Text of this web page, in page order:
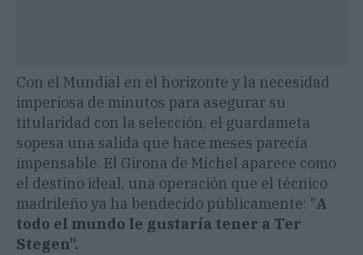
Con el Mundial en el horizonte y la necesidad
imperiosa de minutos para asegurar su
titularidad con la selección, el guardameta
sopesa una salida que hace meses parecía
impensable. El Girona de Míchel aparece como
el destino ideal, una operación que el técnico
madrileño ya ha bendecido públicamente: "A
todo el mundo le gustaría tener a Ter
Stegen".